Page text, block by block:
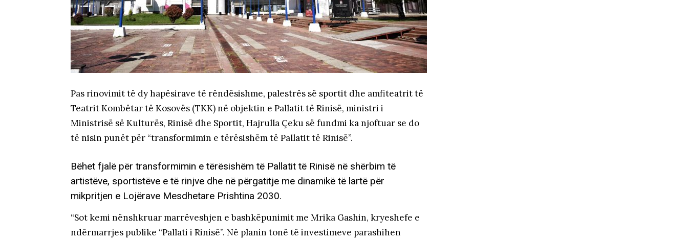
Pas rinovimit të dy hapësirave të rëndësishme, palestrës së sportit dhe amfiteatrit të
Teatrit Kombëtar të Kosovës (TKK) në objektin e Pallatit të Rinisë, ministri i
Ministrisë së Kulturës, Rinisë dhe Sportit, Hajrulla Çeku së fundmi ka njoftuar se do
të nisin punët për “transformimin e tërësishëm të Pallatit të Rinisë”.
Bëhet fjalë për transformimin e tërësishëm të Pallatit të Rinisë në shërbim të
artistëve, sportistëve e të rinjve dhe në përgatitje me dinamikë të lartë për
mikpritjen e Lojërave Mesdhetare Prishtina 2030.
“Sot kemi nënshkruar marrëveshjen e bashkëpunimit me Mrika Gashin, kryeshefe e
ndërmarrjes publike “Pallati i Rinisë”. Në planin tonë të investimeve parashihen